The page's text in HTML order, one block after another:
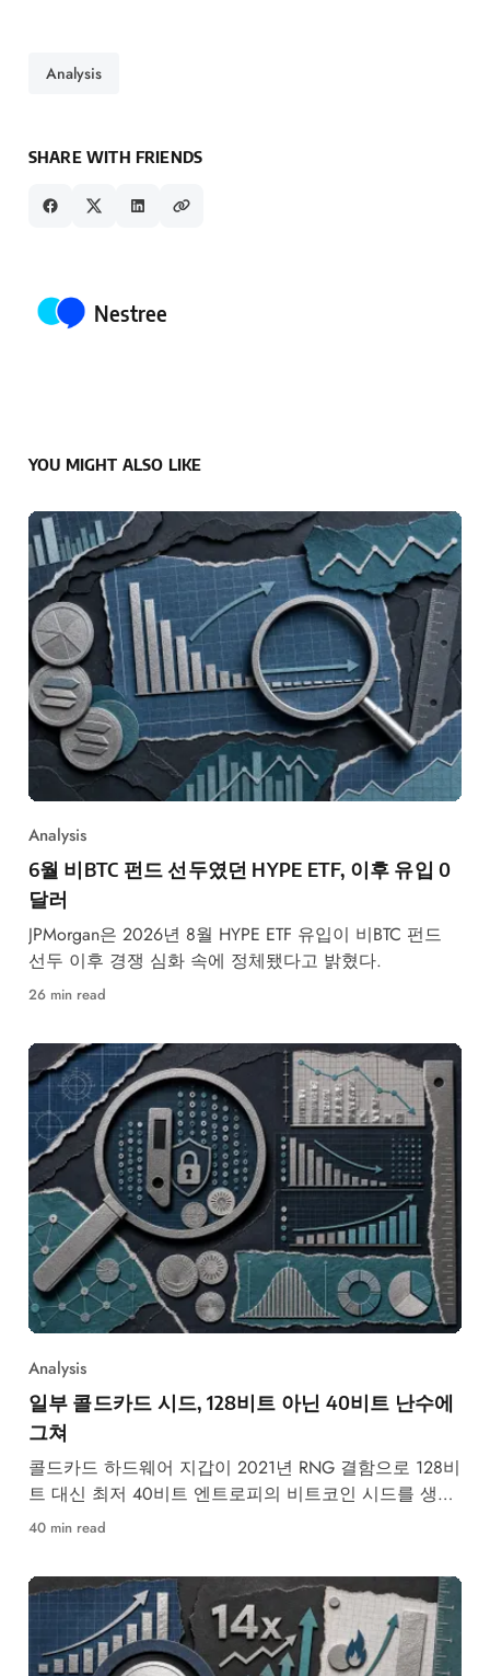
Analysis
SHARE WITH FRIENDS
Posted by
Nestree
YOU MIGHT ALSO LIKE
Analysis
6월 비BTC 펀드 선두였던 HYPE ETF, 이후 유입 0
달러
JPMorgan은 2026년 8월 HYPE ETF 유입이 비BTC 펀드
선두 이후 경쟁 심화 속에 정체됐다고 밝혔다.
26 min read
Analysis
일부 콜드카드 시드, 128비트 아닌 40비트 난수에
그쳐
콜드카드 하드웨어 지갑이 2021년 RNG 결함으로 128비
트 대신 최저 40비트 엔트로피의 비트코인 시드를 생성
했습니다.
40 min read